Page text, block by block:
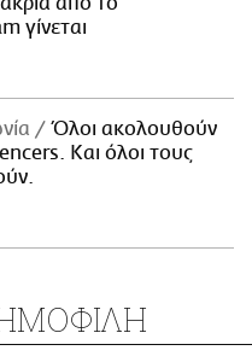
γίνεται
Όλοι ακολουθούν
Και όλοι τους